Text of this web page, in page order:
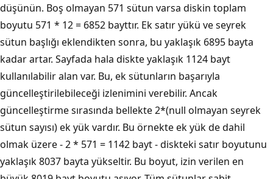
düşünün. Boş olmayan 571 sütun varsa diskin toplam
boyutu 571 * 12 = 6852 bayttır. Ek satır yükü ve seyrek
sütun başlığı eklendikten sonra, bu yaklaşık 6895 bayta
kadar artar. Sayfada hala diskte yaklaşık 1124 bayt
kullanılabilir alan var. Bu, ek sütunların başarıyla
güncelleştirilebileceği izlenimini verebilir. Ancak
güncelleştirme sırasında bellekte 2*(null olmayan seyrek
sütun sayısı) ek yük vardır. Bu örnekte ek yük de dahil
olmak üzere - 2 * 571 = 1142 bayt - diskteki satır boyutunu
yaklaşık 8037 bayta yükseltir. Bu boyut, izin verilen en